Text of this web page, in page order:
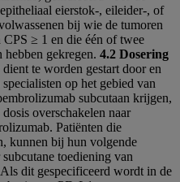
eierstok-, eileider-, of
bij wie de tumoren
≥ 1 en die één of twee
hebben gekregen. 4.2 Dosering
te worden gestart door en
op het gebied van
subcutaan krijgen,
overschakelen naar
Patiënten die
kunnen bij hun volgende
toediening van
Als dit gespecificeerd wordt in de